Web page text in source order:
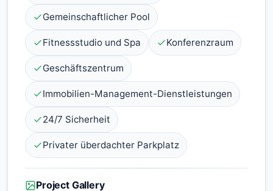
Gemeinschaftlicher Pool
Fitnessstudio und Spa Konferenzraum
Geschäftszentrum
Immobilien-Management-Dienstleistungen
24/7 Sicherheit
Privater überdachter Parkplatz
Project Gallery